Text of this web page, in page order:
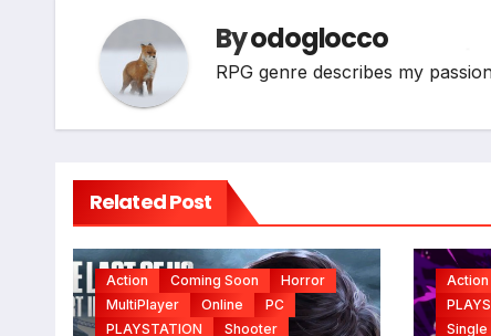
Byodoglocco
RPG genre describes my
Related Post
Action Coming Soon
Horror
MultiPlayer
Online
PC
PLAYSTATION
Shooter
Action
Single
*